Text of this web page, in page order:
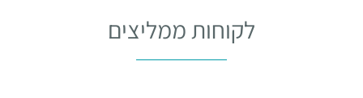
לקוחות ממליצים